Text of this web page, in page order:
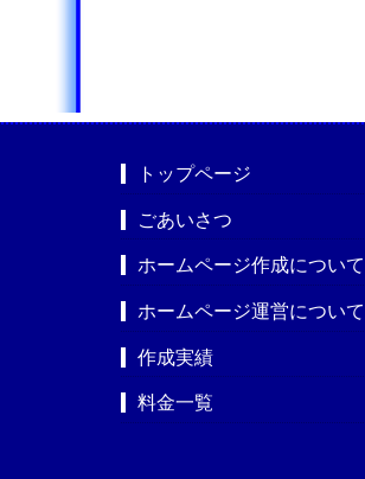
トップページ
ごあいさつ
ホームページ作成について
ホームページ運営について
作成実績
料金一覧